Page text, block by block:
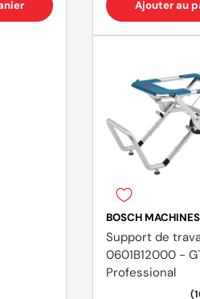
(18 avis)
Ajouter au
BOSCH MACHINES
Support de
0601B12000 -
Professional